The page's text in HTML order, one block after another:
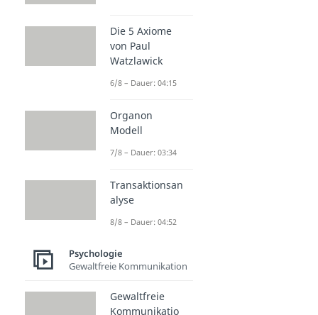
Die 5 Axiome
von Paul
Watzlawick
6/8 – Dauer: 04:15
Organon
Modell
7/8 – Dauer: 03:34
Transaktionsan
alyse
8/8 – Dauer: 04:52
Psychologie
Gewaltfreie Kommunikation
Gewaltfreie
Kommunikatio